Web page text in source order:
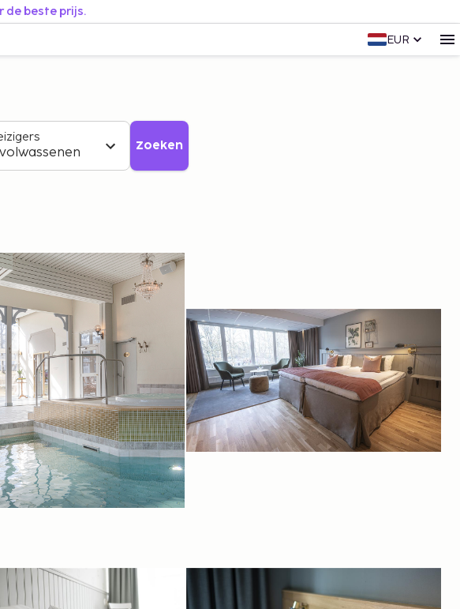
de beste prijs.
EUR
Zoeken